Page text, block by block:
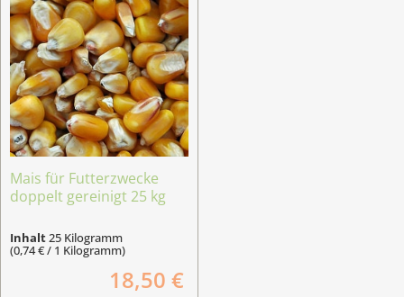
Mais für Futterzwecke
doppelt gereinigt 25 kg
Inhalt25 Kilogramm
(0,74 € / 1 Kilogramm)
18,50 €